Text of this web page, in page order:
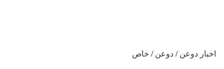
اخبار دوعن / دوعن / خاص